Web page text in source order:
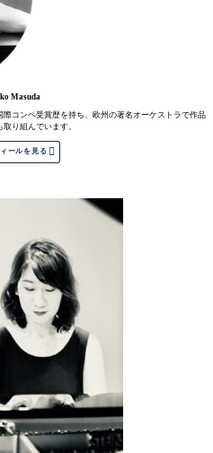
Masuda
コンペ受賞歴を持ち、欧州の著名オーケストラで作品
り組んでいます。
ールを見る 